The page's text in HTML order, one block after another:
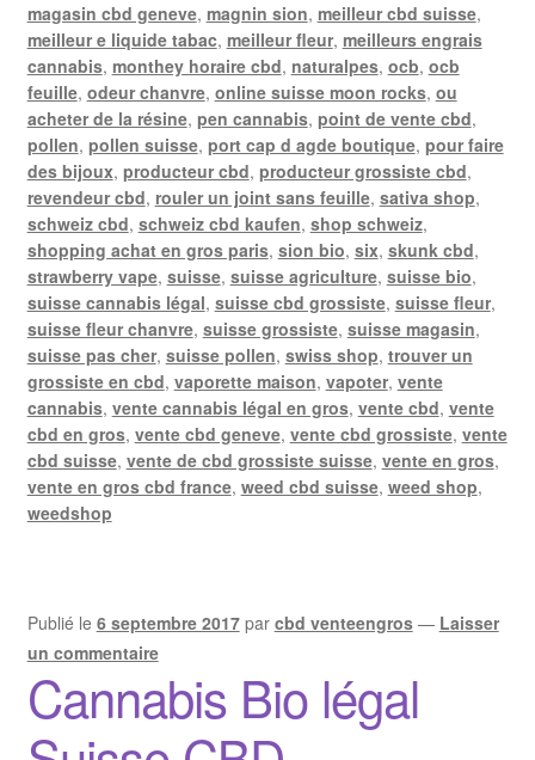
magasin cbd geneve, magnin sion, meilleur cbd suisse,
meilleur e liquide tabac, meilleur fleur, meilleurs engrais
cannabis, monthey horaire cbd, naturalpes, ocb, ocb
feuille, odeur chanvre, online suisse moon rocks, ou
acheter de la résine, pen cannabis, point de vente cbd,
pollen, pollen suisse, port cap d agde boutique, pour faire
des bijoux, producteur cbd, producteur grossiste cbd,
revendeur cbd, rouler un joint sans feuille, sativa shop,
schweiz cbd, schweiz cbd kaufen, shop schweiz,
shopping achat en gros paris, sion bio, six, skunk cbd,
strawberry vape, suisse, suisse agriculture, suisse bio,
suisse cannabis légal, suisse cbd grossiste, suisse fleur,
suisse fleur chanvre, suisse grossiste, suisse magasin,
suisse pas cher, suisse pollen, swiss shop, trouver un
grossiste en cbd, vaporette maison, vapoter, vente
cannabis, vente cannabis légal en gros, vente cbd, vente
cbd en gros, vente cbd geneve, vente cbd grossiste, vente
cbd suisse, vente de cbd grossiste suisse, vente en gros,
vente en gros cbd france, weed cbd suisse, weed shop,
weedshop
Publié le 6 septembre 2017 par cbd venteengros — Laisser
un commentaire
Cannabis Bio légal